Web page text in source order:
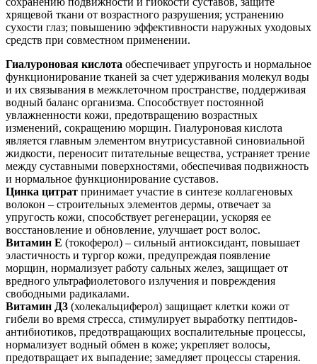
хрящевой ткани от возрастного разрушения; устранению
сухости глаз; повышению эффективности наружных уходовых
средств при совместном применении.
Гиалуроновая кислота обеспечивает упругость и нормальное
функционирование тканей за счет удерживания молекул воды
и их связывания в межклеточном пространстве, поддерживая
водный баланс организма. Способствует постоянной
увлажненности кожи, предотвращению возрастных
изменений, сокращению морщин. Гиалуроновая кислота
является главным элементом внутрисуставной синовиальной
жидкости, переносит питательные вещества, устраняет трение
между суставными поверхностями, обеспечивая подвижность
и нормальное функционирование суставов.
Цинка цитрат принимает участие в синтезе коллагеновых
волокон – строительных элементов дермы, отвечает за
упругость кожи, способствует регенерации, ускоряя ее
восстановление и обновление, улучшает рост волос.
Витамин Е (токоферол) – сильный антиоксидант, повышает
эластичность и тургор кожи, предупреждая появление
морщин, нормализует работу сальных желез, защищает от
вредного ультрафиолетового излучения и повреждения
свободными радикалами.
Витамин Д3 (холекальциферол) защищает клетки кожи от
гибели во время стресса, стимулирует выработку пептидов-
антибиотиков, предотвращающих воспалительные процессы,
нормализует водный обмен в коже; укрепляет волосы,
предотвращает их выпадение; замедляет процессы старения.